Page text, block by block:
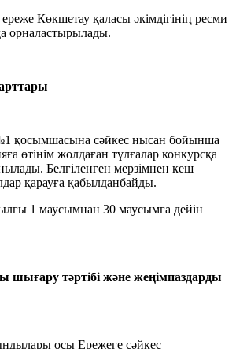
Көкшетау қаласы әкімдігінің ресми
орналастырылады.
қосымшасына сәйкес нысан бойынша
өтінім жолдаған тұлғалар конкурсқа
Белгіленген мерзімнен кеш
қарауға қабылданбайды.
1 маусымнан 30 маусымға дейін
шығару тәртібі және жеңімпаздарды
осы Ережеге сәйкес